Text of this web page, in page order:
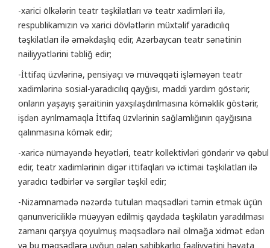
-xarici ölkələrin teatr təşkilatları və teatr xadimləri ilə,
respublikamızın və xarici dövlətlərin müxtəlif yaradıcılıq
təşkilatları ilə əməkdaşlıq edir, Azərbaycan teatr sənətinin
nailiyyətlərini təbliğ edir;
-İttifaq üzvlərinə, pensiyaçı və müvəqqəti işləməyən teatr
xadimlərinə sosial-yaradıcılıq qayğısı, maddi yardım göstərir,
onların yaşayış şəraitinin yaxşılaşdırılmasına köməklik göstərir,
işdən ayrılmamaqla İttifaq üzvlərinin sağlamlığının qayğısına
qalınmasına kömək edir;
-xaricə nümayəndə heyətləri, teatr kollektivləri göndərir və qəbul
edir, teatr xadimlərinin digər ittifaqları və ictimai təşkilatları ilə
yaradıcı tədbirlər və sərgilər təşkil edir;
-Nizamnamədə nəzərdə tutulan məqsədləri təmin etmək üçün
qanunvericiliklə müəyyən edilmiş qaydada təşkilatın yaradılması
zamanı qarşıya qoyulmuş məqsədlərə nail olmağa xidmət edən
və bu məqsədlərə uyğun gələn sahibkarlıq fəaliyyətini həyata